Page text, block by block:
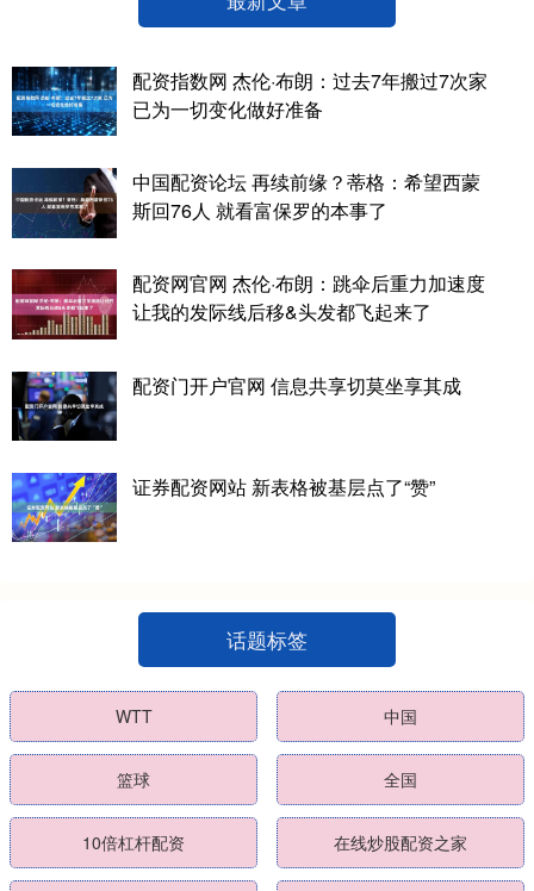
配资指数网 杰伦·布朗：过去7年搬过7次家
已为一切变化做好准备
中国配资论坛 再续前缘？蒂格：希望西蒙
斯回76人 就看富保罗的本事了
配资网官网 杰伦·布朗：跳伞后重力加速度
让我的发际线后移&头发都飞起来了
配资门开户官网 信息共享切莫坐享其成
证券配资网站 新表格被基层点了“赞”
话题标签
WTT 中国
篮球 全国
10倍杠杆配资 在线炒股配资之家